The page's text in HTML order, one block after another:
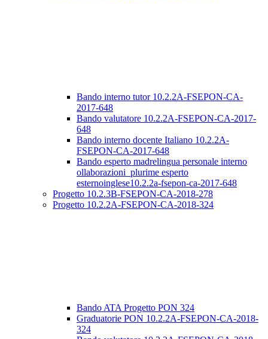
Bando interno tutor 10.2.2A-FSEPON-CA-
2017-648
Bando valutatore 10.2.2A-FSEPON-CA-2017-
648
Bando interno docente Italiano 10.2.2A-
FSEPON-CA-2017-648
Bando esperto madrelingua personale interno
ollaborazioni_plurime esperto
esternoinglese10.2.2a-fsepon-ca-2017-648
Progetto 10.2.3B-FSEPON-CA-2018-278
Progetto 10.2.2A-FSEPON-CA-2018-324
Bando ATA Progetto PON 324
Graduatorie PON 10.2.2A-FSEPON-CA-2018-
324